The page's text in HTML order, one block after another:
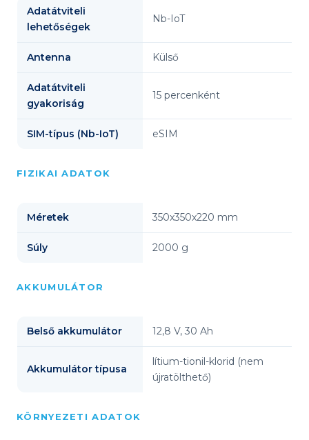
Adatátviteli
lehetőségek
Nb-IoT
Antenna Külső
Adatátviteli
gyakoriság
15 percenként
SIM-típus (Nb-IoT) eSIM
FIZIKAI ADATOK
Méretek 350x350x220 mm
Súly 2000 g
AKKUMULÁTOR
Belső akkumulátor 12,8 V, 30 Ah
Akkumulátor típusa
lítium-tionil-klorid (nem
újratölthető)
KÖRNYEZETI ADATOK